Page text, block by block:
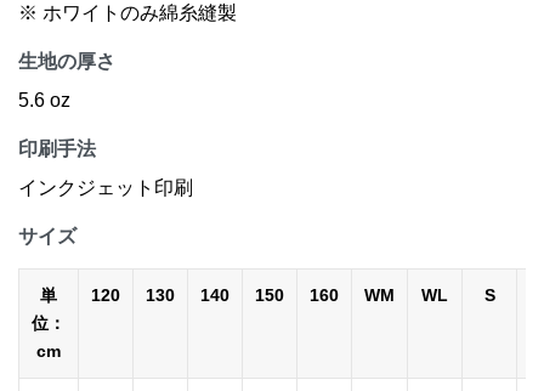
※ ホワイトのみ綿糸縫製
生地の厚さ
5.6 oz
印刷手法
インクジェット印刷
サイズ
単
位：
cm
120 130 140 150 160 WM WL S